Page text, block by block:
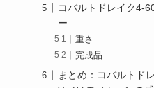
コバルトドレイク4-
ー
重さ
完成品
まとめ：コバルトド